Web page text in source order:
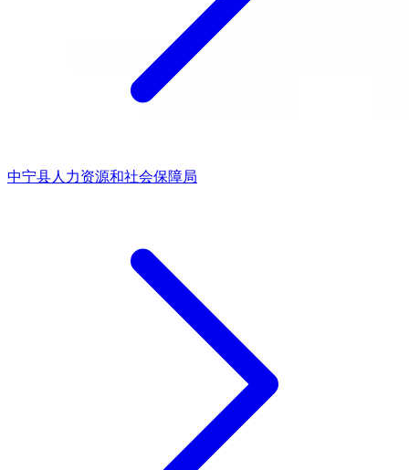
中宁县人力资源和社会保障局